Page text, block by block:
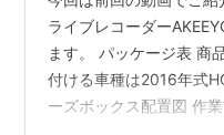
ライブレコーダー
ます。 パッケージ表 商
付ける車種は2016年式
ーズボックス配置図 作